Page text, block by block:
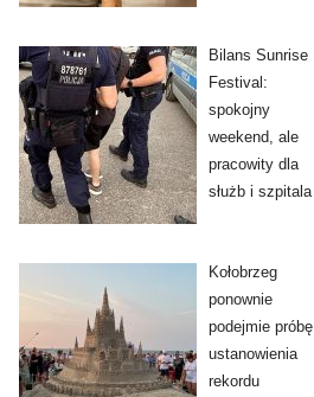
Bilans Sunrise
Festival:
spokojny
weekend, ale
pracowity dla
służb i szpitala
Kołobrzeg
ponownie
podejmie próbę
ustanowienia
rekordu